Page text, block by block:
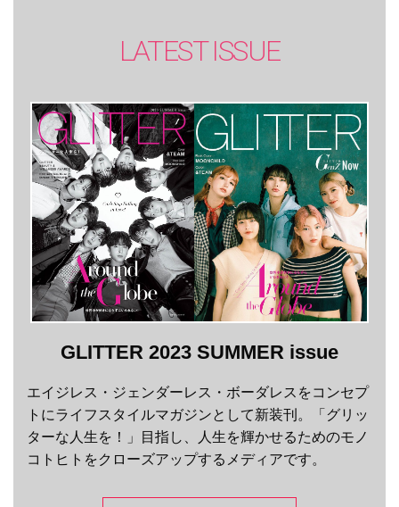
LATEST ISSUE
GLITTER 2023 SUMMER issue
エイジレス・ジェンダーレス・ボーダレスをコンセプ
トにライフスタイルマガジンとして新装刊。「グリッ
ターな人生を！」目指し、人生を輝かせるためのモノ
コトヒトをクローズアップするメディアです。